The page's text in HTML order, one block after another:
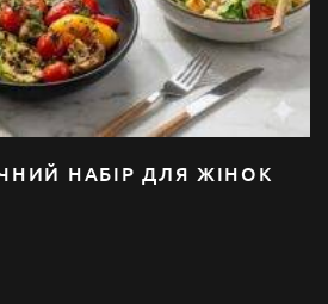
НАБІР ДЛЯ ЖІНОК